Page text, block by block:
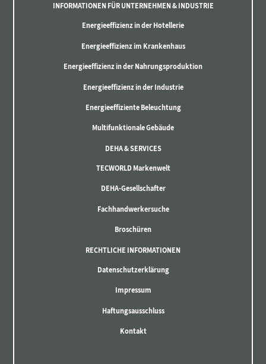
INFORMATIONEN FÜR UNTERNEHMEN & INDUSTRIE
Energieeffizienz in der Hotellerie
Energieeffizienz im Krankenhaus
Energieeffizienz in der Nahrungsproduktion
Energieeffizienz in der Industrie
Energieeffiziente Beleuchtung
Multifunktionale Gebäude
DEHA & SERVICES
TECWORLD Markenwelt
DEHA-Gesellschafter
Fachhandwerkersuche
Broschüren
RECHTLICHE INFORMATIONEN
Datenschutzerklärung
Impressum
Haftungsausschluss
Kontakt